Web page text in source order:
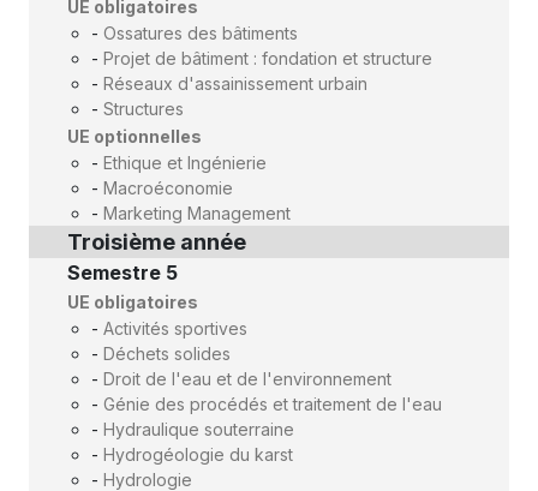
UE obligatoires
- Ossatures des bâtiments
- Projet de bâtiment : fondation et structure
- Réseaux d'assainissement urbain
- Structures
UE optionnelles
- Ethique et Ingénierie
- Macroéconomie
- Marketing Management
Troisième année
Semestre 5
UE obligatoires
- Activités sportives
- Déchets solides
- Droit de l'eau et de l'environnement
- Génie des procédés et traitement de l'eau
- Hydraulique souterraine
- Hydrogéologie du karst
- Hydrologie